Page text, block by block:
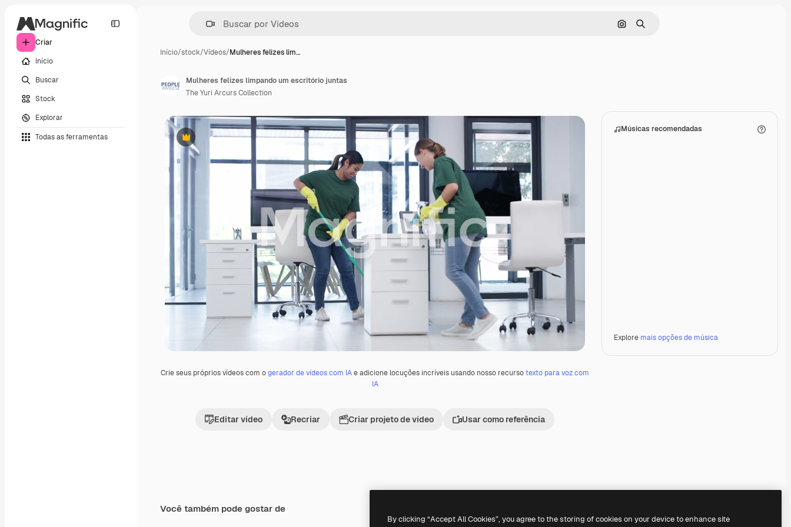
Criar
Início
Buscar
Stock
Explorar
Todas as ferramentas
Pesquisar por imagem
Buscar
Início/stock/Vídeos/Mulheres felizes lim…
Premium
Crie seus próprios vídeos com ogerador de vídeos com IAe adicione locuções incríveis usando nosso recursotexto para voz com
IA
Editar vídeo Recriar Criar projeto de vídeo Usar como referência
Músicas recomendadas
Explore mais opções de música
Mulheres felizes limpando um escritório juntas
The Yuri Arcurs Collection
Você também pode gostar de
Premium
Premium Premium
Premium
By clicking “Accept All Cookies”, you agree to the storing of cookies on your device to enhance site